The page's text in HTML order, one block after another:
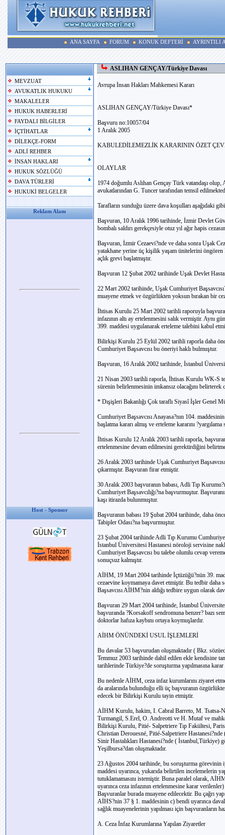
ANA SAYFA FORUM KONUK DEFTERİ AYRINTILI
MEVZUAT
AVUKATLIK HUKUKU
MAKALELER
HUKUK HABERLERİ
FAYDALI BİLGİLER
İÇTİHATLAR
DİLEKÇE-FORM
ADLİ REHBER
İNSAN HAKLARI
HUKUK SÖZLÜĞÜ
DAVA TÜRLERİ
HUKUKİ BELGELER
Reklam Alanı
Host - Sponsor
ASLIHAN GENÇAY/Türkiye Davası
Avrupa İnsan Hakları Mahkemesi Kararı
ASLIHAN GENÇAY/Türkiye Davası*
Başvuru no:10057/04
1 Aralık 2005
KABULEDİLEMEZLİK KARARININ ÖZET
OLAYLAR
1974 doğumlu Aslıhan Gençay Türk vatandaşı
avukatlarından G. Tuncer tarafından temsil
Tarafların sunduğu üzere dava koşulları aşağıdaki
Başvuran, 10 Aralık 1996 tarihinde, İzmir Devlet
bombalı saldırı gerekçesiyle otuz yıl ağır hapis
Başvuran, İzmir Cezaevi?nde ve daha sonra Uşak
yatakhane yerine üç kişilik yaşam ünitelerini öngören
açlık grevi başlatmıştır.
Başvuran 12 Şubat 2002 tarihinde Uşak Devlet
22 Mart 2002 tarihinde, Uşak Cumhuriyet
muayene etmek ve özgürlükten yoksun bırakan bir
İhtisas Kurulu 25 Mart 2002 tarihli raporuyla
infazının altı ay ertelenmesini salık vermiştir. Aynı
399. maddesi uygulanarak erteleme talebini kabul
Bilirkişi Kurulu 25 Eylül 2002 tarihli raporla daha
Cumhuriyet Başsavcısı bu öneriyi haklı bulmuştur.
Başvuran, 16 Aralık 2002 tarihinde, İstanbul
21 Nisan 2003 tarihli raporla, İhtisas Kurulu WK-S
sürenin belirlenmesinin imkansız olacağını belirterek
* Dışişleri Bakanlığı Çok taraflı Siyasî İşler Genel
Cumhuriyet Başsavcısı Anayasa?nın 104.
başlatma kararı almış ve erteleme kararını
İhtisas Kurulu 12 Aralık 2003 tarihli raporla,
ertelenmesine devam edilmesini gerektirdiğini
26 Aralık 2003 tarihinde Uşak Cumhuriyet
çıkarmıştır. Başvuran firar etmiştir.
30 Aralık 2003 başvuranın babası, Adli Tıp
Cumhuriyet Başsavcılığı?na başvurmuştur.
kaşı itirazda bulunmuştur.
Başvuranın babası 19 Şubat 2004 tarihinde, daha
Tabipler Odası?na başvurmuştur.
23 Şubat 2004 tarihinde Adli Tıp Kurumu Cumhuriyet
İstanbul Üniversitesi Hastanesi nöroloji servisine
Cumhuriyet Başsavcısı bu talebe olumlu cevap
sonuçsuz kalmıştır.
AİHM, 19 Mart 2004 tarihinde İçtüzüğü?nün 39.
cezaevine koymamaya davet etmiştir. Bu tedbir daha
Başsavcısı AİHM?nin aldığı tedbire uygun olarak
Başvuran 29 Mart 2004 tarihinde, İstanbul
başvuranda ?Korsakoff sendromuna benzer? bazı
doktorlar hafıza kaybını ortaya koymuşlardır.
AİHM ÖNÜNDEKİ USUL İŞLEMLERİ
Bu davalar 53 başvurudan oluşmaktadır ( Bkz.
Temmuz 2003 tarihinde dahil edilen ekle kendisine
tarihlerinde Türkiye?de soruşturma yapılmasına
Bu nedenle AİHM, ceza infaz kurumlarını ziyaret
da aralarında bulunduğu elli üç başvuranın
edecek bir Bilirkişi Kurulu tayin etmiştir.
AİHM Kurulu, hakim, I. Cabral Barreto, M. Tsatsa-
Turmangil, S.Erel, O. Andreotti ve H. Mutaf ve
Bilirkişi Kurulu, Pitié- Salpetriere Tıp Fakültesi,
Christian Derouesné, Pitié-Salpetriere
Sinir Hastalıkları Hastanesi?nde ( İstanbul,Türkiye)
Yeşilbursa?dan oluşmaktadır.
23 Ağustos 2004 tarihinde, bu soruşturma görevinin
maddesi uyarınca, yukarıda belirtilen incelemelerin
tutuklamamasını istemiştir. Buna paralel olarak,
uyarınca ceza infazının ertelenmesine karar
Başvuranlar burada muayene edilecektir. Bu çağrı
AİHS?nin 37 § 1. maddesinin c) bendi uyarınca
sağlık muayenelerinin yapılması için başvuranların
A. Ceza İnfaz Kurumlarına Yapılan Ziyaretler